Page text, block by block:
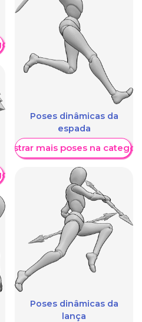
Poses dinâmicas da
espada
Mostrar mais poses na
Poses dinâmicas da
lança